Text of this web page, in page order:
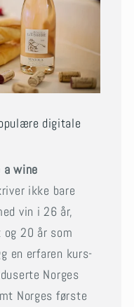
digitale
a wine
ikke bare
vin i 26 år,
og 20 år som
en erfaren kurs-
Norges
Norges første